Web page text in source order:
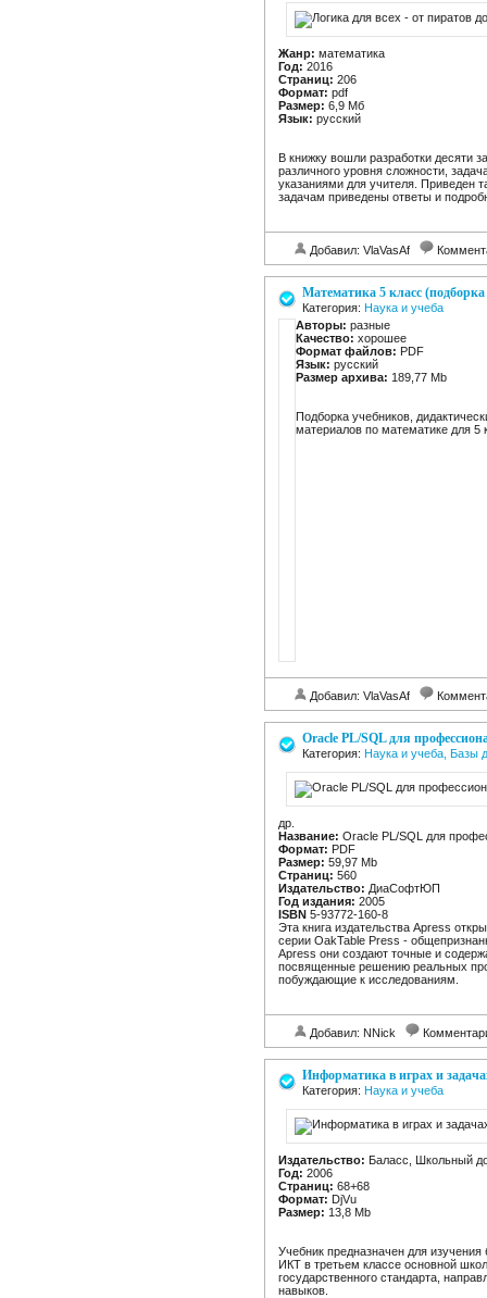
Жанр: математика
Год: 2016
Страниц: 206
Формат: pdf
Размер: 6,9 Мб
Язык: русский
В книжку вошли разработки десяти
различного уровня сложности,
указаниями для учителя. Приведен
задачам приведены ответы и
Добавил: VlaVasAf
Математика 5 класс
Категория: Наука и учеба
Авторы: разные
Качество: хорошее
Формат файлов: PDF
Язык: русский
Размер архива: 189,77 Mb
Подборка учебников,
материалов по математике для 5
Добавил: VlaVasAf
Oracle PL/SQL для
Категория: Наука и учеба, Базы
др.
Название: Oracle PL/SQL для
Формат: PDF
Размер: 59,97 Mb
Страниц: 560
Издательство: ДиаСофтЮП
Год издания: 2005
ISBN 5-93772-160-8
Эта книга издательства Apress
серии OakTable Press -
Apress они создают точные и
посвященные решению реальных
побуждающие к исследованиям.
Добавил: NNick
Информатика в играх и
Категория: Наука и учеба
Издательство: Баласс, Школьный
Год: 2006
Страниц: 68+68
Формат: DjVu
Размер: 13,8 Mb
Учебник предназначен для
ИКТ в третьем классе основной
государственного стандарта,
навыков.